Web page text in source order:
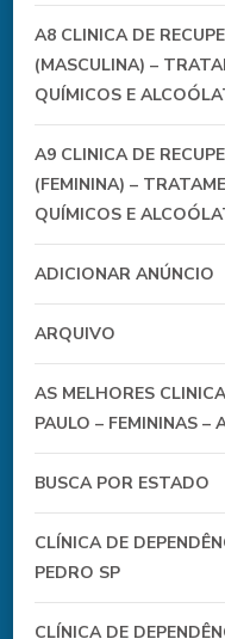
A8 CLINICA DE
(MASCULINA) –
QUÍMICOS E
A9 CLINICA DE
(FEMININA) –
QUÍMICOS E
ADICIONAR ANÚNCIO
ARQUIVO
AS MELHORES
PAULO – FEMININAS –
BUSCA POR ESTADO
CLÍNICA DE
PEDRO SP
CLÍNICA DE